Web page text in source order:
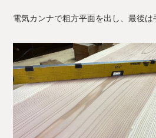
電気カンナで粗方平面を出し、最後は